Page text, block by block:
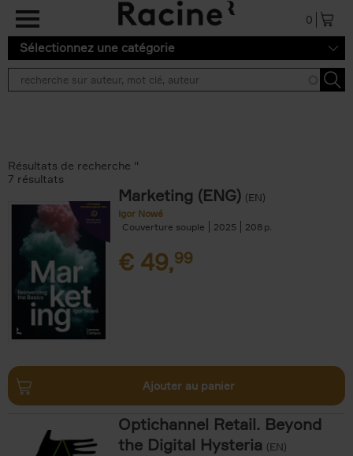
Aller au contenu principal
0
Sélectionnez une catégorie
Résultats de recherche ''
7 résultats
Marketing (ENG) (EN)
Igor Nowé
Couverture souple
2025 208
€ 49,99
Ajouter au panier
Optichannel Retail. Beyond
the Digital Hysteria (EN)